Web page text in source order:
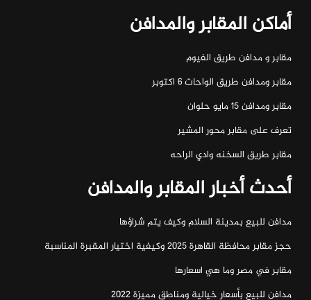
أماكن المقابر والمدافن
مقابر و مدافن طريق الفيوم
مقابر ومدافن طريق الواحات ٦ اكتوبر
مقابر ومدافن ١٥ مايو حلوان
تعرف على مقابر محور المشير
مقابر طريق السخنه وادي الراحه
أحدث أخبار المقابر والمدافن
مدافن للبيع بمدينة السلام وكيف يتم شراؤها
حجز مقابر محافظة القاهرة 2025 وكيفية اختيار المقبرة المناسبة
مقابر في مصر وما هي اسعارها
مدافن للبيع بأسعار خيالية ومناطق مميزة 2022